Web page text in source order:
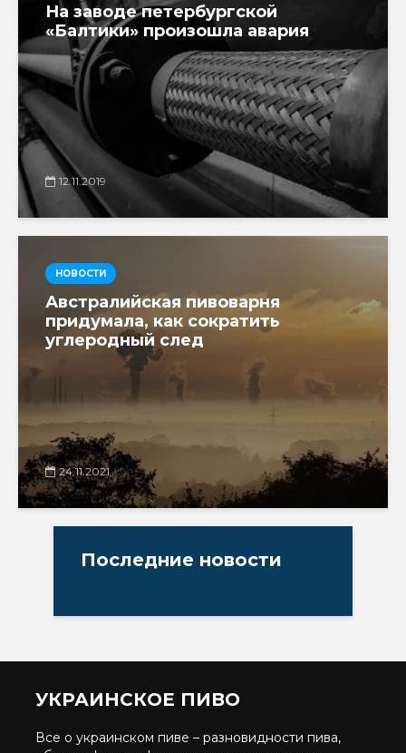
На заводе петербургской
«Балтики» произошла авария
12.11.2019
НОВОСТИ
Австралийская пивоварня
придумала, как сократить
углеродный след
24.11.2021
Последние новости
УКРАИНСКОЕ ПИВО
Все о украинском пиве – разновидности пива,